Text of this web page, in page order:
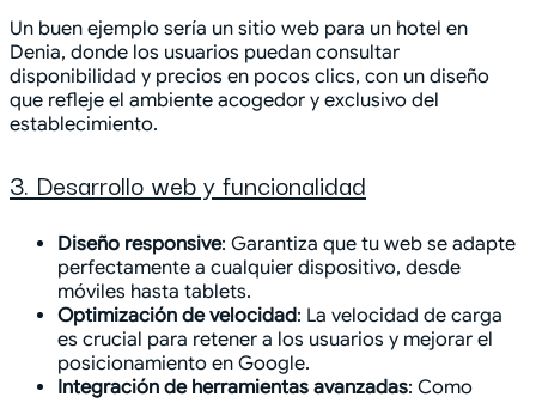
Un buen ejemplo sería un sitio web para un hotel en
Denia, donde los usuarios puedan consultar
disponibilidad y precios en pocos clics, con un diseño
que refleje el ambiente acogedor y exclusivo del
establecimiento.
3. Desarrollo web y funcionalidad
Diseño responsive: Garantiza que tu web se adapte
perfectamente a cualquier dispositivo, desde
móviles hasta tablets.
Optimización de velocidad: La velocidad de carga
es crucial para retener a los usuarios y mejorar el
posicionamiento en Google.
Integración de herramientas avanzadas: Como